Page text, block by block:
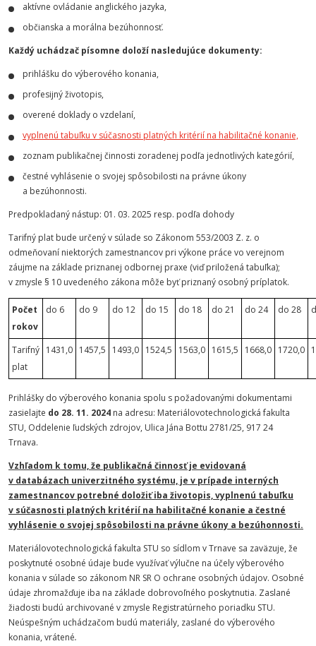
aktívne ovládanie anglického jazyka,
občianska a morálna bezúhonnosť.
Každý uchádzač písomne doloží nasledujúce dokumenty:
prihlášku do výberového konania,
profesijný životopis,
overené doklady o vzdelaní,
vyplnenú tabuľku v súčasnosti platných kritérií na habilitačné konanie,
zoznam publikačnej činnosti zoradenej podľa jednotlivých kategórií,
čestné vyhlásenie o svojej spôsobilosti na právne úkony
a bezúhonnosti.
Predpokladaný nástup: 01. 03. 2025 resp. podľa dohody
Tarifný plat bude určený v súlade so Zákonom 553/2003 Z. z. o
odmeňovaní niektorých zamestnancov pri výkone práce vo verejnom
záujme na základe priznanej odbornej praxe (viď priložená tabuľka);
v zmysle § 10 uvedeného zákona môže byť priznaný osobný príplatok.
Počet
rokov
do 6 do 9 do 12 do 15 do 18 do 21 do 24 do 28
Tarifný
plat
1431,0 1457,5 1493,0 1524,5 1563,0 1615,5 1668,0 1720,0
Prihlášky do výberového konania spolu s požadovanými dokumentami
zasielajte do 28. 11. 2024 na adresu: Materiálovotechnologická fakulta
STU, Oddelenie ľudských zdrojov, Ulica Jána Bottu 2781/25, 917 24
Trnava.
Vzhľadom k tomu, že publikačná činnosť je evidovaná
v databázach univerzitného systému, je v prípade interných
zamestnancov potrebné doložiť iba životopis, vyplnenú tabuľku
v súčasnosti platných kritérií na habilitačné konanie a čestné
vyhlásenie o svojej spôsobilosti na právne úkony a bezúhonnosti.
Materiálovotechnologická fakulta STU so sídlom v Trnave sa zaväzuje, že
poskytnuté osobné údaje bude využívať výlučne na účely výberového
konania v súlade so zákonom NR SR O ochrane osobných údajov. Osobné
údaje zhromažďuje iba na základe dobrovoľného poskytnutia. Zaslané
žiadosti budú archivované v zmysle Registratúrneho poriadku STU.
Neúspešným uchádzačom budú materiály, zaslané do výberového
konania, vrátené.